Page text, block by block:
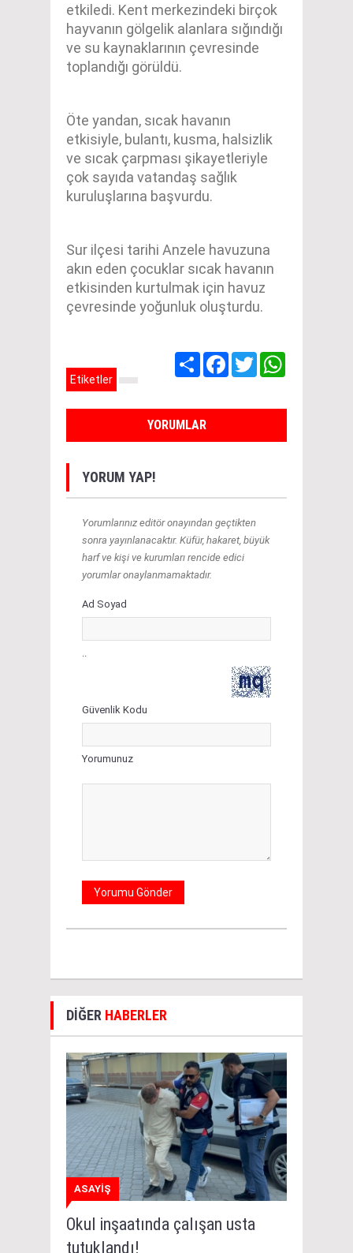
etkiledi. Kent merkezindeki birçok
hayvanın gölgelik alanlara sığındığı
ve su kaynaklarının çevresinde
toplandığı görüldü.
Öte yandan, sıcak havanın
etkisiyle, bulantı, kusma, halsizlik
ve sıcak çarpması şikayetleriyle
çok sayıda vatandaş sağlık
kuruluşlarına başvurdu.
Sur ilçesi tarihi Anzele havuzuna
akın eden çocuklar sıcak havanın
etkisinden kurtulmak için havuz
çevresinde yoğunluk oluşturdu.
Share Facebook
Twitter
Etiketler
YORUMLAR
YORUM YAP!
Yorumlarınız editör onayından geçtikten
sonra yayınlanacaktır. Küfür, hakaret, büyük
harf ve kişi ve kurumları rencide edici
yorumlar onaylanmamaktadır.
Ad Soyad
Güvenlik Kodu
Yorumunuz
DİĞER HABERLER
ASAYİŞ
Okul inşaatında çalışan usta
tutuklandı!